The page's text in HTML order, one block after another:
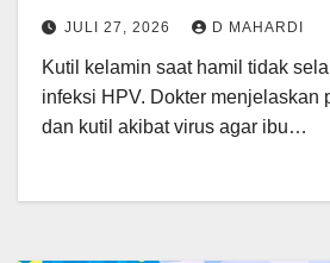
JULI 27, 2026 D MAHARDI
Kutil kelamin saat hamil tidak
infeksi HPV. Dokter menjelaskan
dan kutil akibat virus agar ibu…